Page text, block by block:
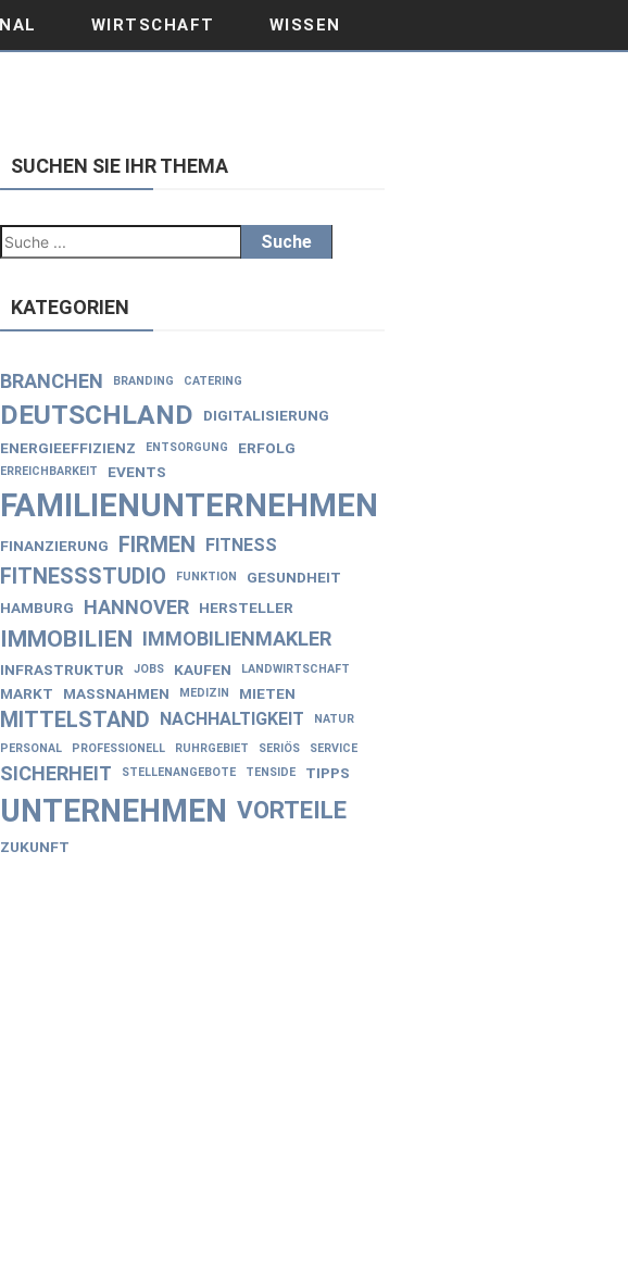
WIRTSCHAFT WISSEN
SUCHEN SIE IHR THEMA
Suche
KATEGORIEN
BRANCHEN BRANDING CATERING
DEUTSCHLAND
DIGITALISIERUNG
ENERGIEEFFIZIENZ
ENTSORGUNG ERFOLG
ERREICHBARKEIT EVENTS
FAMILIENUNTERNEHMEN
FINANZIERUNG FIRMEN FITNESS
FITNESSSTUDIO FUNKTION
GESUNDHEIT
HAMBURG
HANNOVER HERSTELLER
IMMOBILIEN IMMOBILIENMAKLER
INFRASTRUKTUR JOBS KAUFEN LANDWIRTSCHAFT
MARKT MASSNAHMEN MEDIZIN MIETEN
MITTELSTAND NACHHALTIGKEIT NATUR
PERSONAL PROFESSIONELL RUHRGEBIET SERIÖS SERVICE
SICHERHEIT STELLENANGEBOTE TENSIDE TIPPS
UNTERNEHMEN VORTEILE
ZUKUNFT